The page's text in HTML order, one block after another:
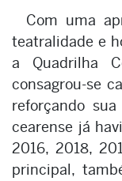
Com uma
teatralidade e
a Quadrilha
consagrou-se
reforçando
cearense já
2016, 2018,
principal,